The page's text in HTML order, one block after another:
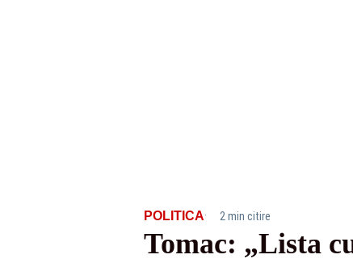
POLITICA· 2 min citire
Tomac: „Lista